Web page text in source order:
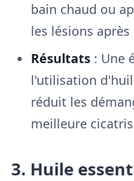
bain chaud ou
les lésions
Résultats : Une
l'utilisation
réduit les
meilleure
3. Huile